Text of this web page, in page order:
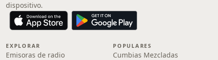
dispositivo.
EXPLORAR
Emisoras de radio
POPULARES
Cumbias Mezcladas